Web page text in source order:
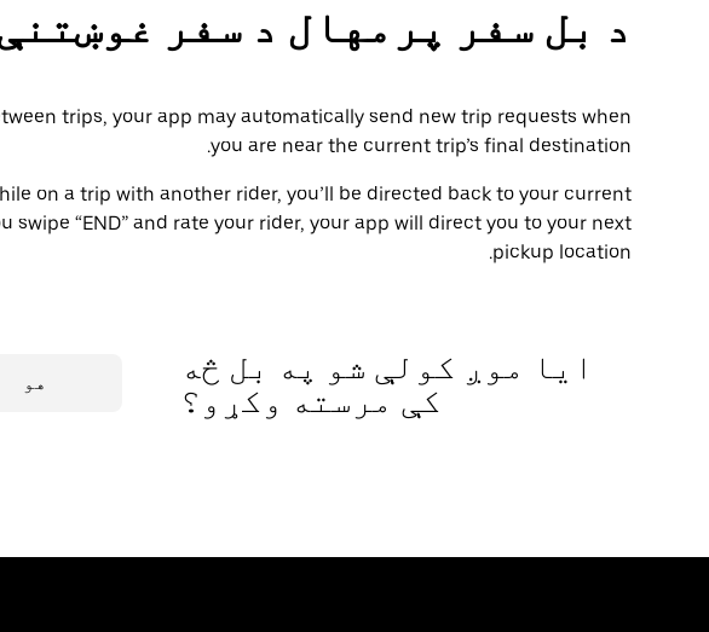
د بل سفر پرمهال د سفر
trips, your app may automatically send new trip requests when
you are near the current trip’s final destination.
on a trip with another rider, you’ll be directed back to your current
“END” and rate your rider, your app will direct you to your next
pickup location.
ایا موږ کولې شو په بل څه
کې مرسته وکړو؟
هو